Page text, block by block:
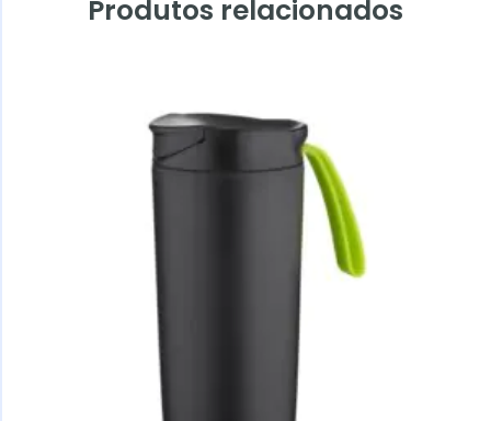
Produtos relacionados